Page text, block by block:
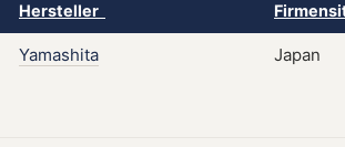
Hersteller
Yamashita Japan